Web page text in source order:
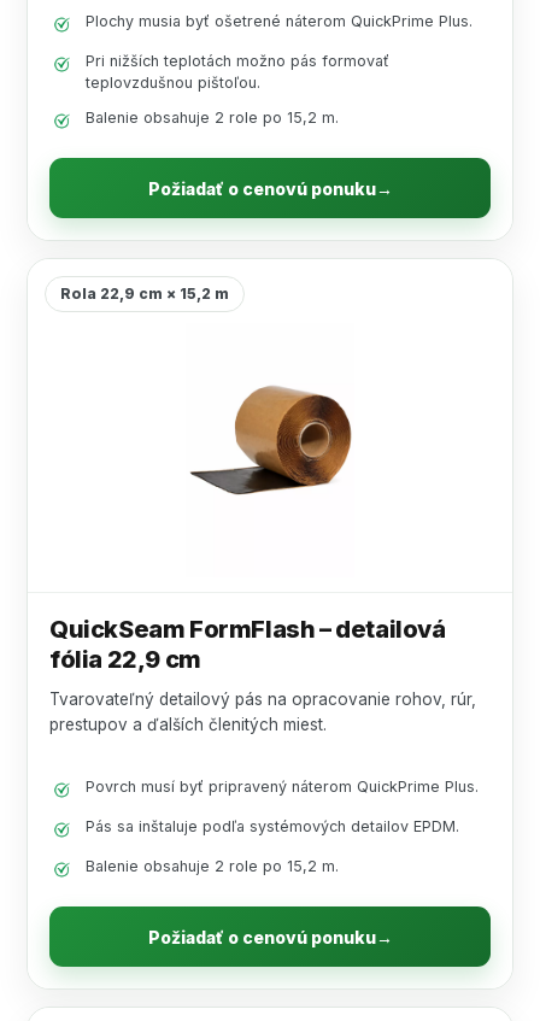
Plochy musia byť ošetrené náterom QuickPrime Plus.
Pri nižších teplotách možno pás formovať
teplovzdušnou pištoľou.
Balenie obsahuje 2 role po 15,2 m.
Požiadať o cenovú ponuku→
Rola 22,9 cm × 15,2 m
QuickSeam FormFlash – detailová
fólia 22,9 cm
Tvarovateľný detailový pás na opracovanie rohov, rúr,
prestupov a ďalších členitých miest.
Povrch musí byť pripravený náterom QuickPrime Plus.
Pás sa inštaluje podľa systémových detailov EPDM.
Balenie obsahuje 2 role po 15,2 m.
Požiadať o cenovú ponuku→